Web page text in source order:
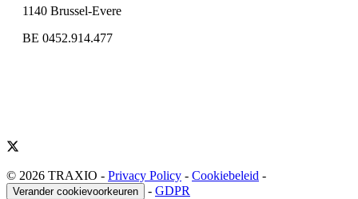
1140 Brussel-Evere
BE 0452.914.477
© 2026 TRAXIO - Privacy Policy - Cookiebeleid -
Verander cookievoorkeuren - GDPR